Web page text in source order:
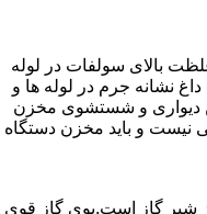
بالای سولفات در لوله
نشانه جرم در لوله ها و
دیواری و شستشوی مخزن
نیست و باید مخزن دستگاه
شیر گاز است.بوی گاز قوی